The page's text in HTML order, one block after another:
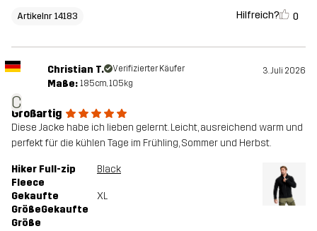
Artikelnr 14183 Hilfreich? 0
C
Christian T. Verifizierter Käufer 3. Juli 2026
Maße: 185cm, 105kg
Großartig
Diese Jacke habe ich lieben gelernt. Leicht, ausreichend warm und
perfekt für die kühlen Tage im Frühling, Sommer und Herbst.
Hiker Full-zip
Fleece
Black
Gekaufte
GrößeGekaufte
Größe
XL